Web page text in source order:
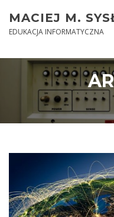
content
MACIEJ M.
EDUKACJA INFORMATYCZNA